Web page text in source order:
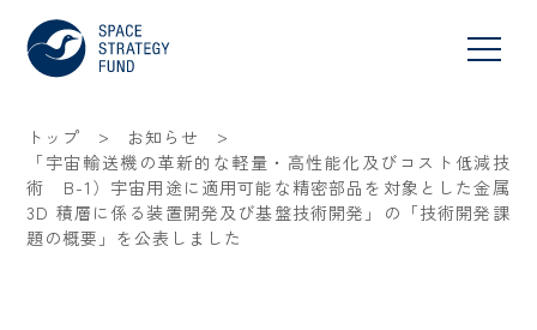
トップ > お知らせ
>
「宇宙輸送機の革新的な軽量・高性能化及びコスト低減技
術 B-1）宇宙用途に適用可能な精密部品を対象とした金属
3D 積層に係る装置開発及び基盤技術開発」の「技術開発課
題の概要」を公表しました